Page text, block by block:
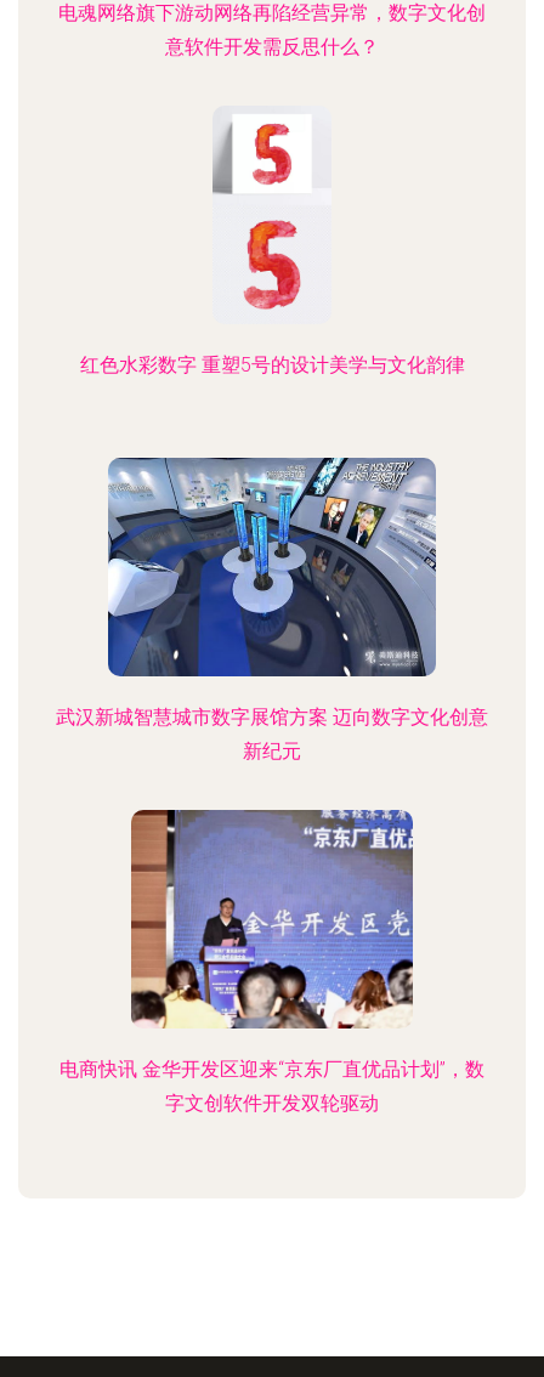
电魂网络旗下游动网络再陷经营异常，数字文化创
意软件开发需反思什么？
红色水彩数字 重塑5号的设计美学与文化韵律
武汉新城智慧城市数字展馆方案 迈向数字文化创意
新纪元
电商快讯 金华开发区迎来“京东厂直优品计划”，数
字文创软件开发双轮驱动